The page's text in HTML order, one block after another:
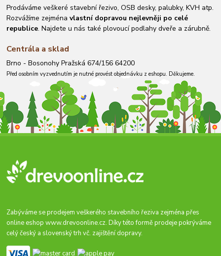
Prodáváme veškeré stavební řezivo, OSB desky, palubky, KVH atp.
Rozvážíme zejménavlastní dopravou nejlevněji po celé
republice. Najdete u nás také plovoucí podlahy dveře a zárubně.
Centrála a sklad
Brno - Bosonohy Pražská 674/156 64200
Před osobním vyzvednutím je nutné provést objednávku z eshopu. Děkujeme.
Zabýváme se prodejem veškerého stavebního řeziva zejména přes
online eshopwww.drevoonline.cz. Díky této formě prodeje pokrýváme
celý český a slovenský trh vč. zajištění dopravy.